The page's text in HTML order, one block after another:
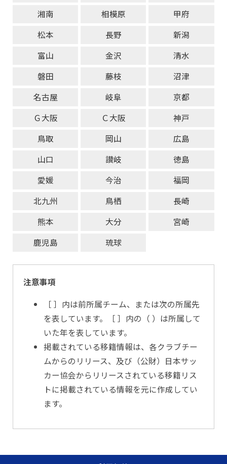
湘南
相模原
甲府
松本
長野
新潟
富山
金沢
清水
磐田
藤枝
沼津
名古屋
岐阜
京都
Ｇ大阪
Ｃ大阪
神戸
鳥取
岡山
広島
山口
讃岐
徳島
愛媛
今治
福岡
北九州
鳥栖
長崎
熊本
大分
宮崎
鹿児島
琉球
注意事項
［ ］内は前所属チーム、または次の所属先
を表しています。［ ］内の（ ）は所属して
いた年を表しています。
掲載されている移籍情報は、各クラブチー
ムからのリリース、及び（公財）日本サッ
カー協会からリリースされている移籍リス
トに掲載されている情報を元に作成してい
ます。